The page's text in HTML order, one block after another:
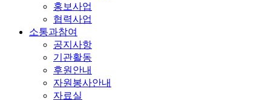
홍보사업
협력사업
소통과참여
공지사항
기관활동
후원안내
자원봉사안내
자료실